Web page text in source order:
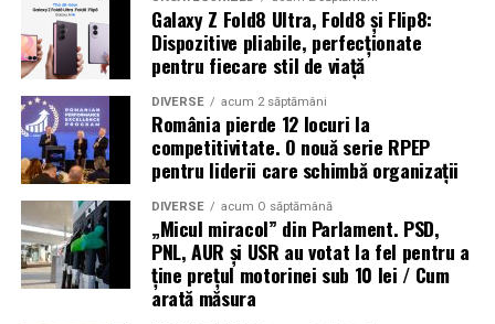
Galaxy Z Fold8 Ultra, Fold8 și Flip8:
Dispozitive pliabile, perfecționate
pentru fiecare stil de viață
DIVERSE acum 2 săptămâni
România pierde 12 locuri la
competitivitate. O nouă serie RPEP
pentru liderii care schimbă organizații
DIVERSE acum O săptămână
„Micul miracol” din Parlament. PSD,
PNL, AUR și USR au votat la fel pentru a
ține prețul motorinei sub 10 lei / Cum
arată măsura